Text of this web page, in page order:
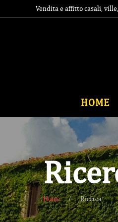
Vendita e affitto casali,
HOME
Home Ricerca